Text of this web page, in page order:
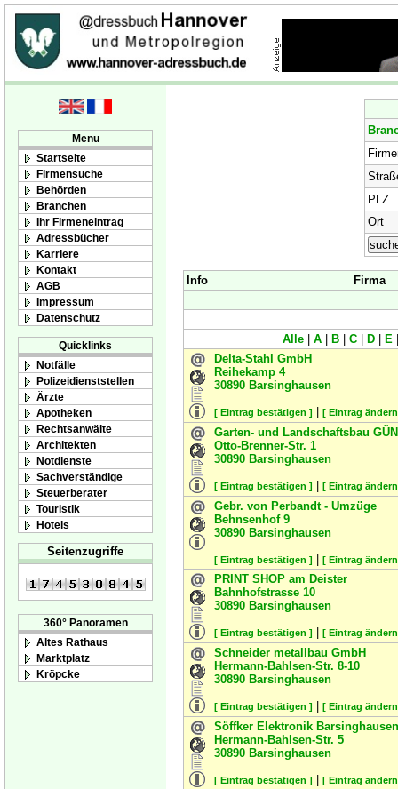
Menu
Startseite
Firmensuche
Behörden
Branchen
Ihr Firmeneintrag
Adressbücher
Karriere
Kontakt
AGB
Impressum
Datenschutz
Quicklinks
Notfälle
Polizeidienststellen
Ärzte
Apotheken
Rechtsanwälte
Architekten
Notdienste
Sachverständige
Steuerberater
Touristik
Hotels
Seitenzugriffe
360° Panoramen
Altes Rathaus
Marktplatz
Kröpcke
PLZ
Ort
Info Firma
Alle A B C D E
Delta-Stahl GmbH
Reihekamp 4
30890 Barsinghausen
[ Eintrag bestätigen ] [ Eintrag
Garten- und Landschaftsbau
Otto-Brenner-Str. 1
30890 Barsinghausen
[ Eintrag bestätigen ] [ Eintrag
Gebr. von Perbandt - Umzüge
Behnsenhof 9
30890 Barsinghausen
[ Eintrag bestätigen ] [ Eintrag
PRINT SHOP am Deister
Bahnhofstrasse 10
30890 Barsinghausen
[ Eintrag bestätigen ] [ Eintrag
Schneider metallbau GmbH
Hermann-Bahlsen-Str. 8-10
30890 Barsinghausen
[ Eintrag bestätigen ] [ Eintrag
Söffker Elektronik
Hermann-Bahlsen-Str. 5
30890 Barsinghausen
[ Eintrag bestätigen ] [ Eintrag